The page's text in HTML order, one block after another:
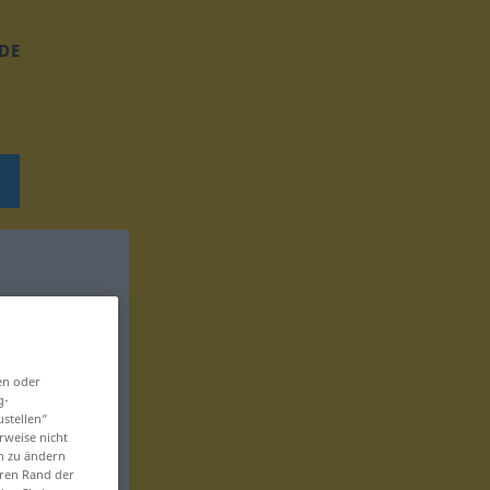
DE
oder
nicht
zu ändern
Rand der